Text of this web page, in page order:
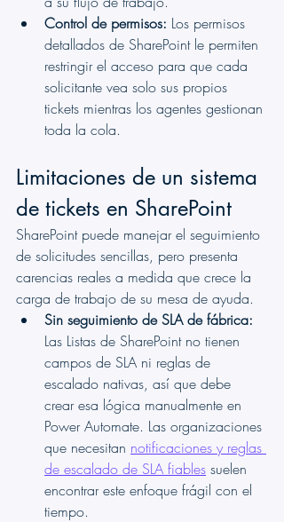
Control de permisos: Los permisos
detallados de SharePoint le permiten
restringir el acceso para que cada
solicitante vea solo sus propios
tickets mientras los agentes gestionan
toda la cola.
Limitaciones de un sistema
de tickets en SharePoint
SharePoint puede manejar el seguimiento
de solicitudes sencillas, pero presenta
carencias reales a medida que crece la
carga de trabajo de su mesa de ayuda.
Sin seguimiento de SLA de fábrica:
Las Listas de SharePoint no tienen
campos de SLA ni reglas de
escalado nativas, así que debe
crear esa lógica manualmente en
Power Automate. Las organizaciones
que necesitan notificaciones y reglas
de escalado de SLA fiables suelen
encontrar este enfoque frágil con el
tiempo.